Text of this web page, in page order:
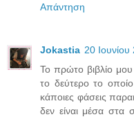
Απάντηση
Jokastia 20
Το πρώτο βιβλίο μου
το δεύτερο το
κάποιες φάσεις
δεν είναι μέσα